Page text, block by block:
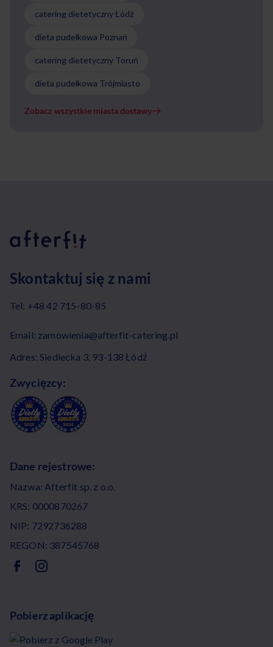
catering dietetyczny Łódź
dieta pudełkowa Poznań
catering dietetyczny Toruń
dieta pudełkowa Trójmiasto
Zobacz wszystkie miasta dostawy
Skontaktuj się z nami
Tel: +48 42 715-80-85
Email: zamowienia@afterfit-catering.pl
Adres: Siedlecka 3, 93-138 Łódź
Zwycięzcy:
Dane rejestrowe:
Nazwa: Afterfit sp. z o.o.
KRS: 0000870267
NIP: 7292736288
REGON: 387545768
Pobierz aplikację